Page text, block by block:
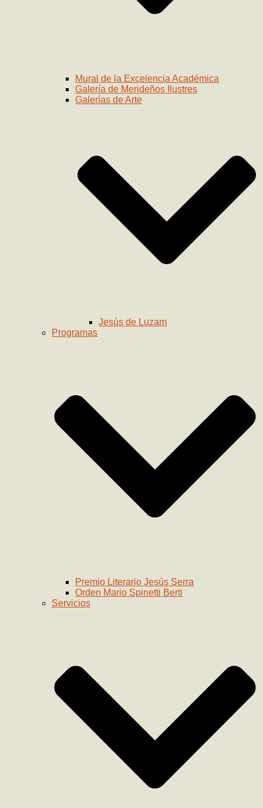
Mural de la Excelencia Académica
Galería de Merideños Ilustres
Galerías de Arte
Jesús de Luzam
Programas
Premio Literario Jesús Serra
Orden Mario Spinetti Berti
Servicios